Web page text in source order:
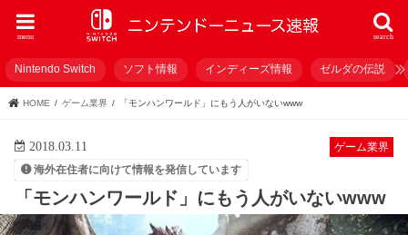
search
menu
Nintendo Switch ソフト情報 インディーズ情報 ゼルダの伝説
HOME ゲーム業界 「モンハンワールド」にもう人がいないwww
ゲーム業界
2018.03.11
海外在住者に向けて情報を発信しています
「モンハンワールド」にもう人がいないwww